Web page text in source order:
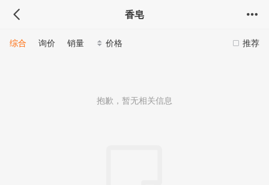
香皂
推荐
综合 询价 销量 价格
抱歉，暂无相关信息